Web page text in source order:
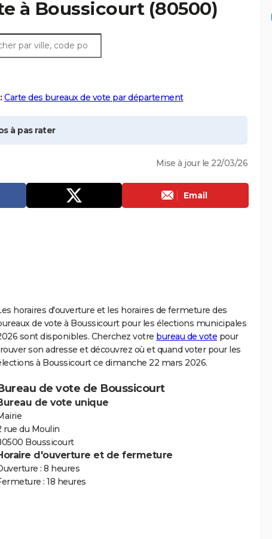
à Boussicourt(80500)
Carte des bureaux de vote par département
à pas rater
Mise à jour le 22/03/26
Email
horaires d'ouverture et les horaires de fermeture des
de vote à Boussicourt pour les élections municipales
sont disponibles. Cherchez votre bureau de vote pour
son adresse et découvrez où et quand voter pour les
à Boussicourt ce dimanche 22 mars 2026.
de vote de Boussicourt
de vote unique
rue du Moulin
Boussicourt
d'ouverture et de fermeture
: 8 heures
: 18 heures